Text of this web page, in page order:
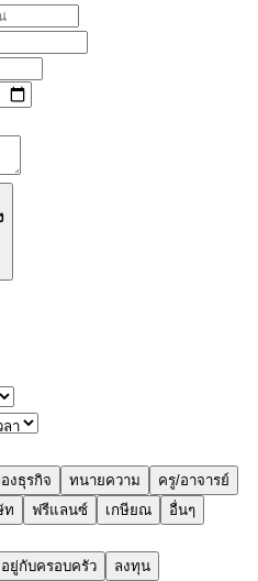
งธุรกิจ ทนายความ
ครู/อาจารย์
ท ฟรีแลนซ์ เกษียณ อื่นๆ
อยู่กับครอบครัว
ลงทุน